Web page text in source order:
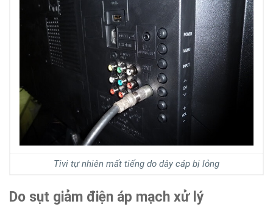
Tivi tự nhiên mất tiếng do dây cáp bị lỏng
Do sụt giảm điện áp mạch xử lý